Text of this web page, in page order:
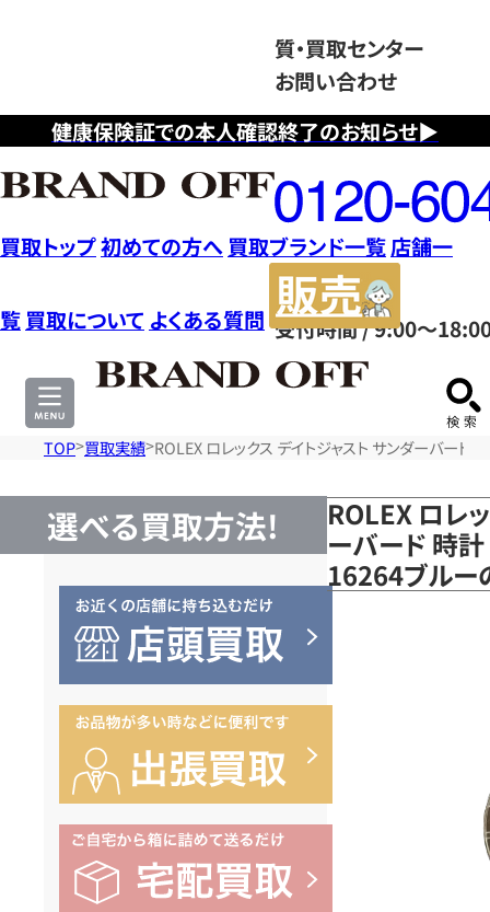
健康保険証での本人確認終了のお知らせ▶
質・買取センター
お問い合わせ
フ
リ
ー
ダ
イ
ヤ
ル
0120604117
受付時間 / 9:00～
買取トップ初めての方へ 買取ブランド一覧店舗一
覧 買取について よくある質問
サ
TOP 買取実績 ROLEX ロレックス デイトジャスト サンダーバー
選べる買取方法!
ROLEX ロレ
ーバード 時
16264ブルー